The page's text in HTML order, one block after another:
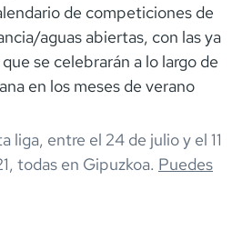
de competiciones de
aguas abiertas, con las ya
se celebrarán a lo largo de
en los meses de verano
liga, entre el 24 de julioy el 11
, todas en Gipuzkoa. Puedes